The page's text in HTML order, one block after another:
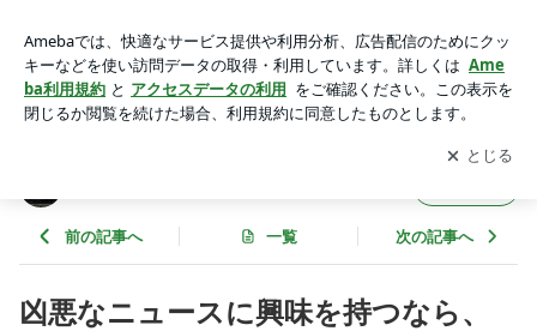
グッドムーンのブログ
アプリをダウンロードして ブログの更新通知
を受け取りまし
ょう。
開く
前の記事へ 一覧 次の記事へ
凶悪なニュースに興味を持つなら、